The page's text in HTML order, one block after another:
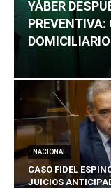
YÁBER
PREVENTIVA:
NACIONAL
CASO FIDEL
JUICIOS